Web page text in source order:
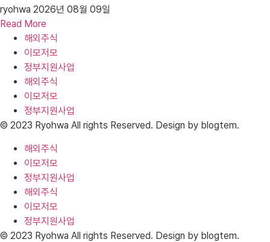
ryohwa 2026년 08월 09일
Read More
해외주식
이모저모
정부지원사업
해외주식
이모저모
정부지원사업
© 2023 Ryohwa All rights Reserved. Design by blogtem.
해외주식
이모저모
정부지원사업
해외주식
이모저모
정부지원사업
© 2023 Ryohwa All rights Reserved. Design by blogtem.